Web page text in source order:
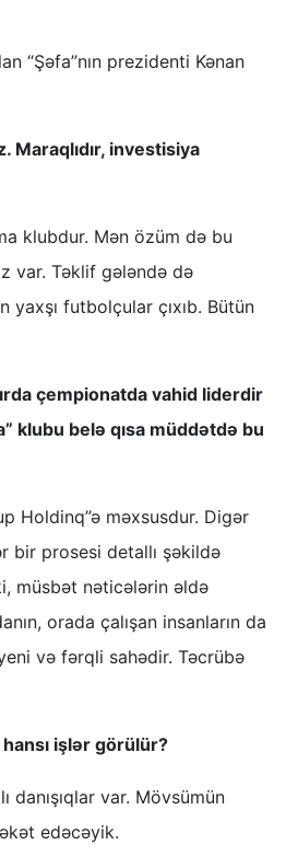
“Şəfa”nın prezidenti Kənan
investisiya
klubdur. Mən özüm də bu
var. Təklif gələndə də
yaxşı futbolçular çıxıb. Bütün
çempionatda vahid liderdir
klubu belə qısa müddətdə bu
Holdinq”ə məxsusdur. Digər
bir prosesi detallı şəkildə
müsbət nəticələrin əldə
orada çalışan insanların da
və fərqli sahədir. Təcrübə
hansı işlər görülür?
danışıqlar var. Mövsümün
edəcəyik.